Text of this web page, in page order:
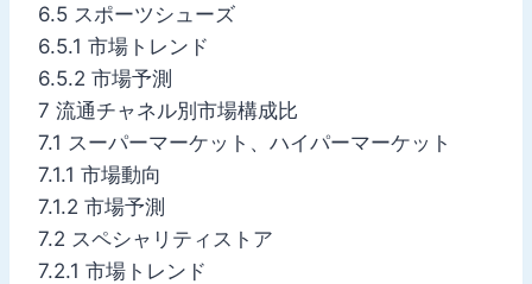
6.5 スポーツシューズ
6.5.1 市場トレンド
6.5.2 市場予測
7 流通チャネル別市場構成比
7.1 スーパーマーケット、ハイパーマーケット
7.1.1 市場動向
7.1.2 市場予測
7.2 スペシャリティストア
7.2.1 市場トレンド